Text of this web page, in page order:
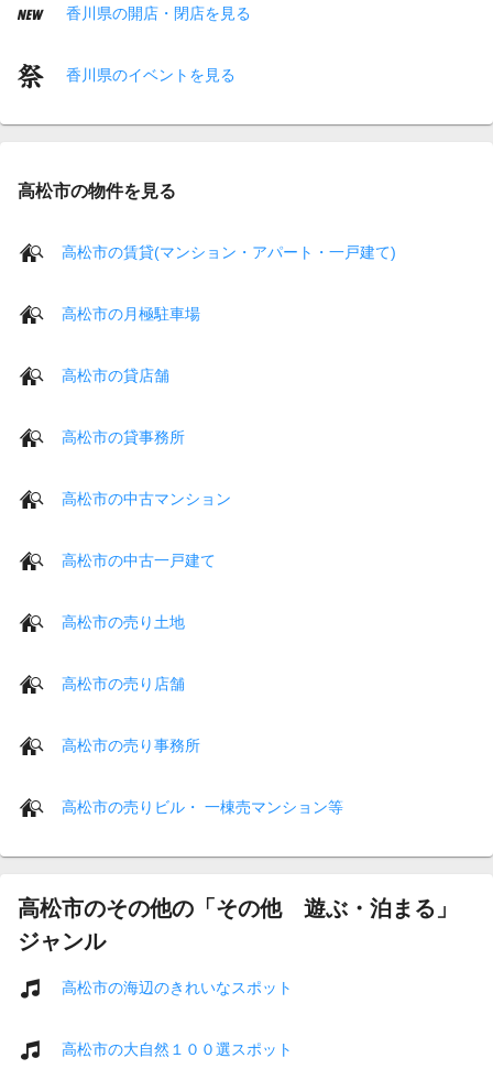
香川県の開店・閉店を見る
香川県のイベントを見る
高松市の物件を見る
高松市の賃貸(マンション・アパート・一戸建て)
高松市の月極駐車場
高松市の貸店舗
高松市の貸事務所
高松市の中古マンション
高松市の中古一戸建て
高松市の売り土地
高松市の売り店舗
高松市の売り事務所
高松市の売りビル・ 一棟売マンション等
高松市のその他の「その他 遊ぶ・泊まる」
ジャンル
高松市の海辺のきれいなスポット
高松市の大自然１００選スポット